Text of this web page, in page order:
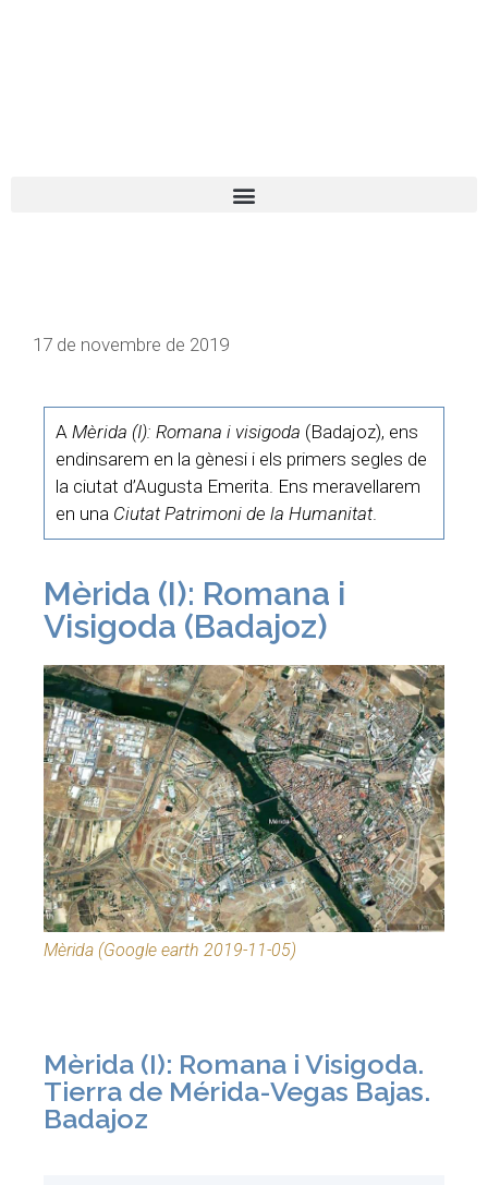
17 de novembre de 2019
A Mèrida (I): Romana i visigoda (Badajoz), ens
endinsarem en la gènesi i els primers segles de
la ciutat d’Augusta Emerita. Ens meravellarem
en una Ciutat Patrimoni de la Humanitat.
Mèrida (I): Romana i
Visigoda (Badajoz)
Mèrida (Google earth 2019-11-05)
Mèrida (I): Romana i Visigoda.
Tierra de Mérida-Vegas Bajas.
Badajoz